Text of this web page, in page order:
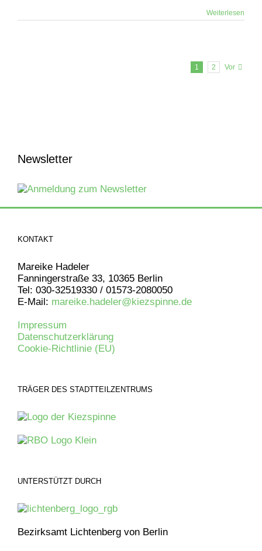
Weiterlesen
1 2 Vor
Newsletter
KONTAKT
Mareike Hadeler
Fanningerstraße 33, 10365 Berlin
Tel: 030-32519330 / 01573-2080050
E-Mail: mareike.hadeler@kiezspinne.de
Impressum
Datenschutzerklärung
Cookie-Richtlinie (EU)
TRÄGER DES STADTTEILZENTRUMS
UNTERSTÜTZT DURCH
Bezirksamt Lichtenberg von Berlin